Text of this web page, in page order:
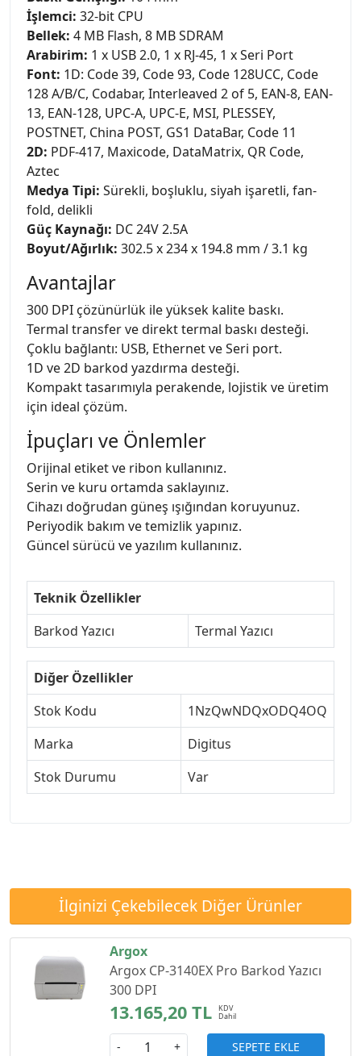
İşlemci: 32-bit CPU
Bellek: 4 MB Flash, 8 MB SDRAM
Arabirim: 1 x USB 2.0, 1 x RJ-45, 1 x Seri Port
Font: 1D: Code 39, Code 93, Code 128UCC, Code
128 A/B/C, Codabar, Interleaved 2 of 5, EAN-8, EAN-
13, EAN-128, UPC-A, UPC-E, MSI, PLESSEY,
POSTNET, China POST, GS1 DataBar, Code 11
2D: PDF-417, Maxicode, DataMatrix, QR Code,
Aztec
Medya Tipi: Sürekli, boşluklu, siyah işaretli, fan-
fold, delikli
Güç Kaynağı: DC 24V 2.5A
Boyut/Ağırlık: 302.5 x 234 x 194.8 mm / 3.1 kg
Avantajlar
300 DPI çözünürlük ile yüksek kalite baskı.
Termal transfer ve direkt termal baskı desteği.
Çoklu bağlantı: USB, Ethernet ve Seri port.
1D ve 2D barkod yazdırma desteği.
Kompakt tasarımıyla perakende, lojistik ve üretim
için ideal çözüm.
İpuçları ve Önlemler
Orijinal etiket ve ribon kullanınız.
Serin ve kuru ortamda saklayınız.
Cihazı doğrudan güneş ışığından koruyunuz.
Periyodik bakım ve temizlik yapınız.
Güncel sürücü ve yazılım kullanınız.
Teknik Özellikler
Barkod Yazıcı
Termal Yazıcı
Diğer Özellikler
Stok Kodu
1NzQwNDQxODQ4OQ
Marka
Digitus
Stok Durumu
Var
İlginizi Çekebilecek Diğer Ürünler
Argox
Argox CP-3140EX Pro Barkod Yazıcı
300 DPI
13.165,20 TL
- + SEPETE EKLE